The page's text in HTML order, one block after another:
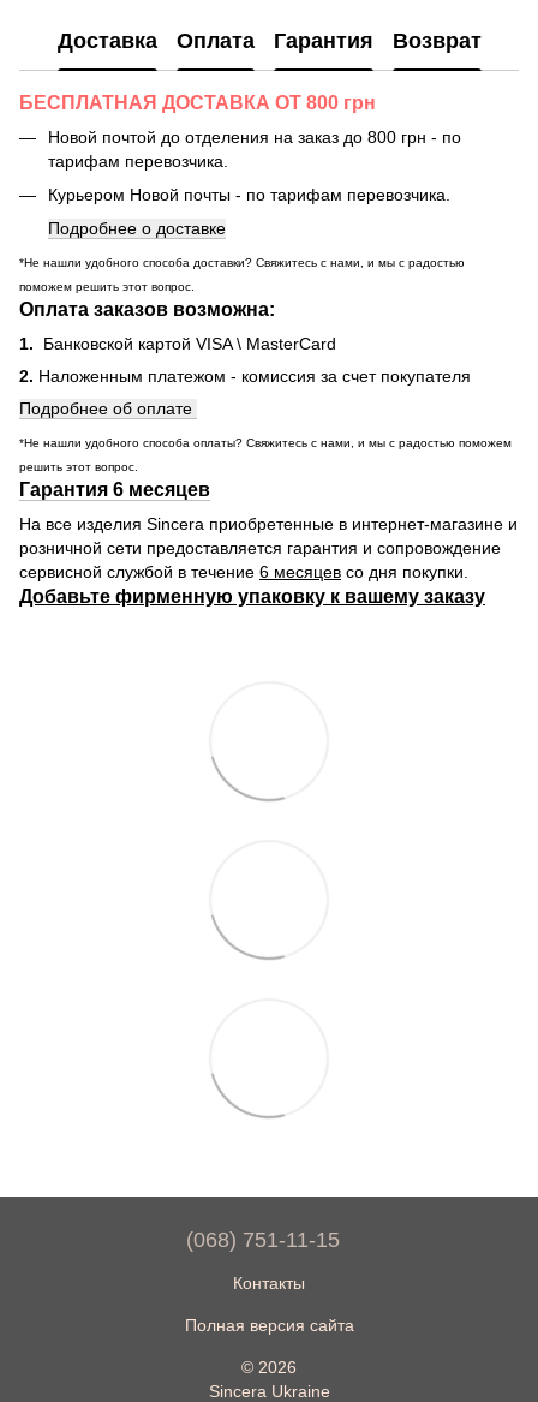
Доставка Оплата Гарантия Возврат
БЕСПЛАТНАЯ ДОСТАВКА ОТ 800 грн
Новой почтой до отделения на заказ до 800 грн - по
тарифам перевозчика.
Курьером Новой почты - по тарифам перевозчика.
Подробнее о доставке
*Не нашли удобного способа доставки? Свяжитесь с нами, и мы с радостью
поможем решить этот вопрос.
Оплата заказов возможна:
1. Банковской картой VISA \ MasterCard
2. Наложенным платежом - комиссия за счет покупателя
Подробнее об оплате
*Не нашли удобного способа оплаты? Свяжитесь с нами, и мы с радостью поможем
решить этот вопрос.
Гарантия 6 месяцев
На все изделия Sincera приобретенные в интернет-магазине и
розничной сети предоставляется гарантия и сопровождение
сервисной службой в течение 6 месяцев со дня покупки.
Добавьте фирменную упаковку к вашему заказу
(068) 751-11-15
Контакты
Полная версия сайта
© 2026
Sincera Ukraine